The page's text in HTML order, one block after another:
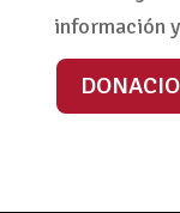
información